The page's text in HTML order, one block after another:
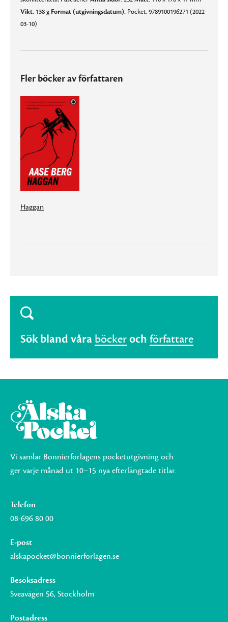
Vikt: 138 g Format (utgivningsdatum): Pocket, 9789100196271 (2022-
03-10)
Fler böcker av författaren
Haggan
Sök bland våra böckeroch författare
Vi samlar Bonnierförlagens pocketutgivning och
ger varje månad ut 10–15 nya efterlängtade titlar.
Telefon
08-696 80 00
E-post
alskapocket@bonnierforlagen.se
Besöksadress
Sveavägen 56, Stockholm
Postadress